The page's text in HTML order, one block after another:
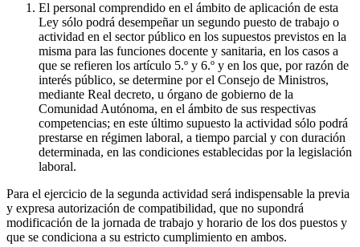
El personal comprendido en el ámbito de aplicación de esta
Ley sólo podrá desempeñar un segundo puesto de trabajo o
actividad en el sector público en los supuestos previstos en la
misma para las funciones docente y sanitaria, en los casos a
que se refieren los artículo 5.º y 6.º y en los que, por razón de
interés público, se determine por el Consejo de Ministros,
mediante Real decreto, u órgano de gobierno de la
Comunidad Autónoma, en el ámbito de sus respectivas
competencias; en este último supuesto la actividad sólo podrá
prestarse en régimen laboral, a tiempo parcial y con duración
determinada, en las condiciones establecidas por la legislación
laboral.
Para el ejercicio de la segunda actividad será indispensable la previa
y expresa autorización de compatibilidad, que no supondrá
modificación de la jornada de trabajo y horario de los dos puestos y
que se condiciona a su estricto cumplimiento en ambos.